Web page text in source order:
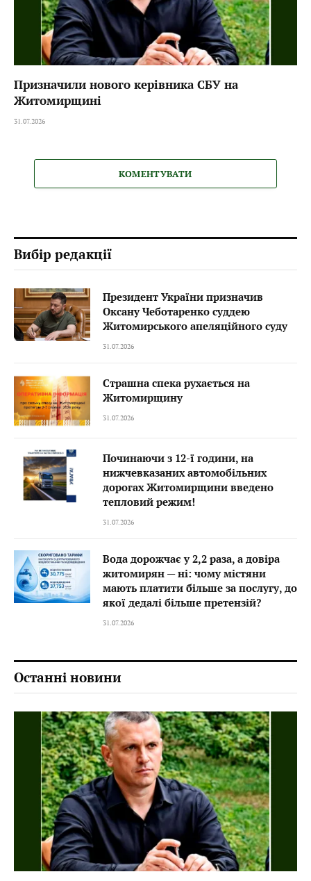
Призначили нового керівника СБУ на
Житомирщині
31.07.2026
КОМЕНТУВАТИ
Вибір редакції
Президент України призначив
Оксану Чеботаренко суддею
Житомирського апеляційного суду
31.07.2026
Страшна спека рухається на
Житомирщину
31.07.2026
Починаючи з 12-ї години, на
нижчевказаних автомобільних
дорогах Житомирщини введено
тепловий режим!
31.07.2026
Вода дорожчає у 2,2 раза, а довіра
житомирян — ні: чому містяни
мають платити більше за послугу, до
якої дедалі більше претензій?
31.07.2026
Останні новини